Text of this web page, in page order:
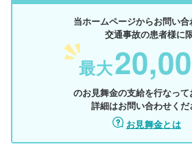
当ホームページからお問い合
交通事故の患者様に
最大
のお見舞金の支給を行なって
詳細はお問い合わせくだ
お見舞金とは